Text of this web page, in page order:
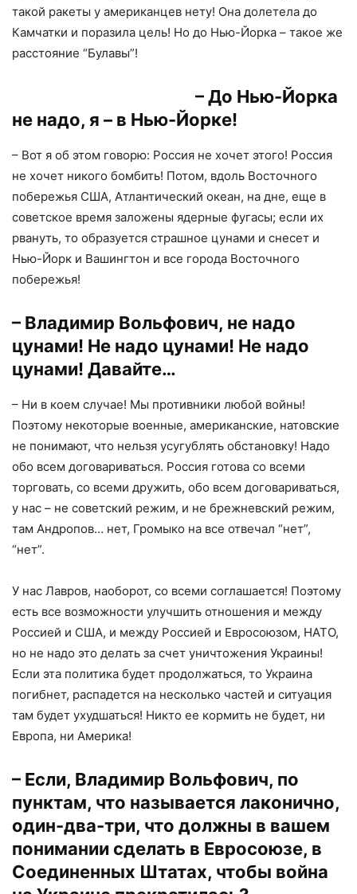
такой ракеты у американцев нету! Она долетела до
Камчатки и поразила цель! Но до Нью-Йорка – такое же
расстояние “Булавы”!
– До Нью-Йорка
не надо, я – в Нью-Йорке!
– Вот я об этом говорю: Россия не хочет этого! Россия
не хочет никого бомбить! Потом, вдоль Восточного
побережья США, Атлантический океан, на дне, еще в
советское время заложены ядерные фугасы; если их
рвануть, то образуется страшное цунами и снесет и
Нью-Йорк и Вашингтон и все города Восточного
побережья!
– Владимир Вольфович, не надо
цунами! Не надо цунами! Не надо
цунами! Давайте…
– Ни в коем случае! Мы противники любой войны!
Поэтому некоторые военные, американские, натовские
не понимают, что нельзя усугублять обстановку! Надо
обо всем договариваться. Россия готова со всеми
торговать, со всеми дружить, обо всем договариваться,
у нас – не советский режим, и не брежневский режим,
там Андропов… нет, Громыко на все отвечал “нет”,
“нет”.
У нас Лавров, наоборот, со всеми соглашается! Поэтому
есть все возможности улучшить отношения и между
Россией и США, и между Россией и Евросоюзом, НАТО,
но не надо это делать за счет уничтожения Украины!
Если эта политика будет продолжаться, то Украина
погибнет, распадется на несколько частей и ситуация
там будет ухудшаться! Никто ее кормить не будет, ни
Европа, ни Америка!
– Если, Владимир Вольфович, по
пунктам, что называется лаконично,
один-два-три, что должны в вашем
понимании сделать в Евросоюзе, в
Соединенных Штатах, чтобы война